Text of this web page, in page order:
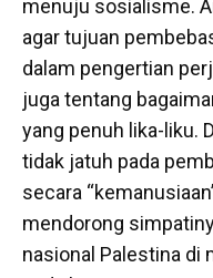
menuju sosialisme.
agar tujuan
dalam pengertian
juga tentang
yang penuh lika-liku.
tidak jatuh pada
secara
mendorong
nasional Palestina di